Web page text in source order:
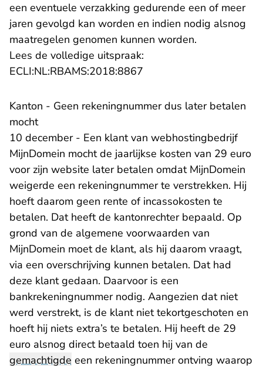
een eventuele verzakking gedurende een of meer
jaren gevolgd kan worden en indien nodig alsnog
maatregelen genomen kunnen worden.
Lees de volledige uitspraak:
ECLI:NL:RBAMS:2018:8867
Kanton - Geen rekeningnummer dus later betalen
mocht
10 december - Een klant van webhostingbedrijf
MijnDomein mocht de jaarlijkse kosten van 29 euro
voor zijn website later betalen omdat MijnDomein
weigerde een rekeningnummer te verstrekken. Hij
hoeft daarom geen rente of incassokosten te
betalen. Dat heeft de kantonrechter bepaald. Op
grond van de algemene voorwaarden van
MijnDomein moet de klant, als hij daarom vraagt,
via een overschrijving kunnen betalen. Dat had
deze klant gedaan. Daarvoor is een
bankrekeningnummer nodig. Aangezien dat niet
werd verstrekt, is de klant niet tekortgeschoten en
hoeft hij niets extra’s te betalen. Hij heeft de 29
euro alsnog direct betaald toen hij van de
gemachtigde een rekeningnummer ontving waarop